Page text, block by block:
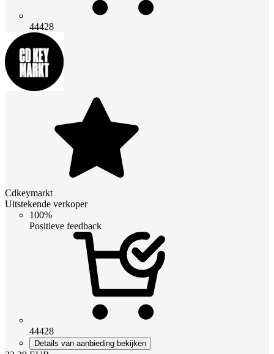
44428
Cdkeymarkt
Uitstekende verkoper
100%
Positieve feedback
44428
Details van aanbieding bekijken